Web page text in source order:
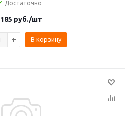
Достаточно
185 руб./шт
В корзину